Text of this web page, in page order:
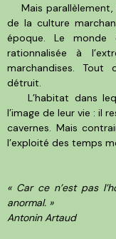
Mais parallèlement,
de la culture
époque. Le monde
rationnalisée à
marchandises.
détruit.
L’habitat dans
l’image de leur vie : il
cavernes. Mais
l’exploité des temps
« Car ce n’est pas
anormal. »
Antonin Artaud